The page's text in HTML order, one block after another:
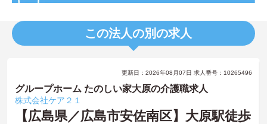
この法人の別の求人
更新日：2026年08月07日 求人番号：10265496
グループホーム たのしい家大原の介護職求人
株式会社ケア２１
【広島県／広島市安佐南区】大原駅徒歩